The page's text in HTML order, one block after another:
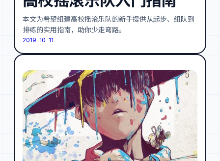
本文为希望组建高校摇滚乐队的新手提供从起步、组队到
排练的实用指南，助你少走弯路。
2019-10-11